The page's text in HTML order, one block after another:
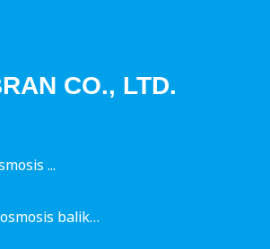
CO., LTD.
...
balik…